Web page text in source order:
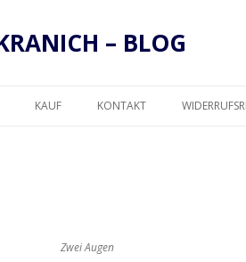
– BLOG
KAUF KONTAKT
Zwei Augen